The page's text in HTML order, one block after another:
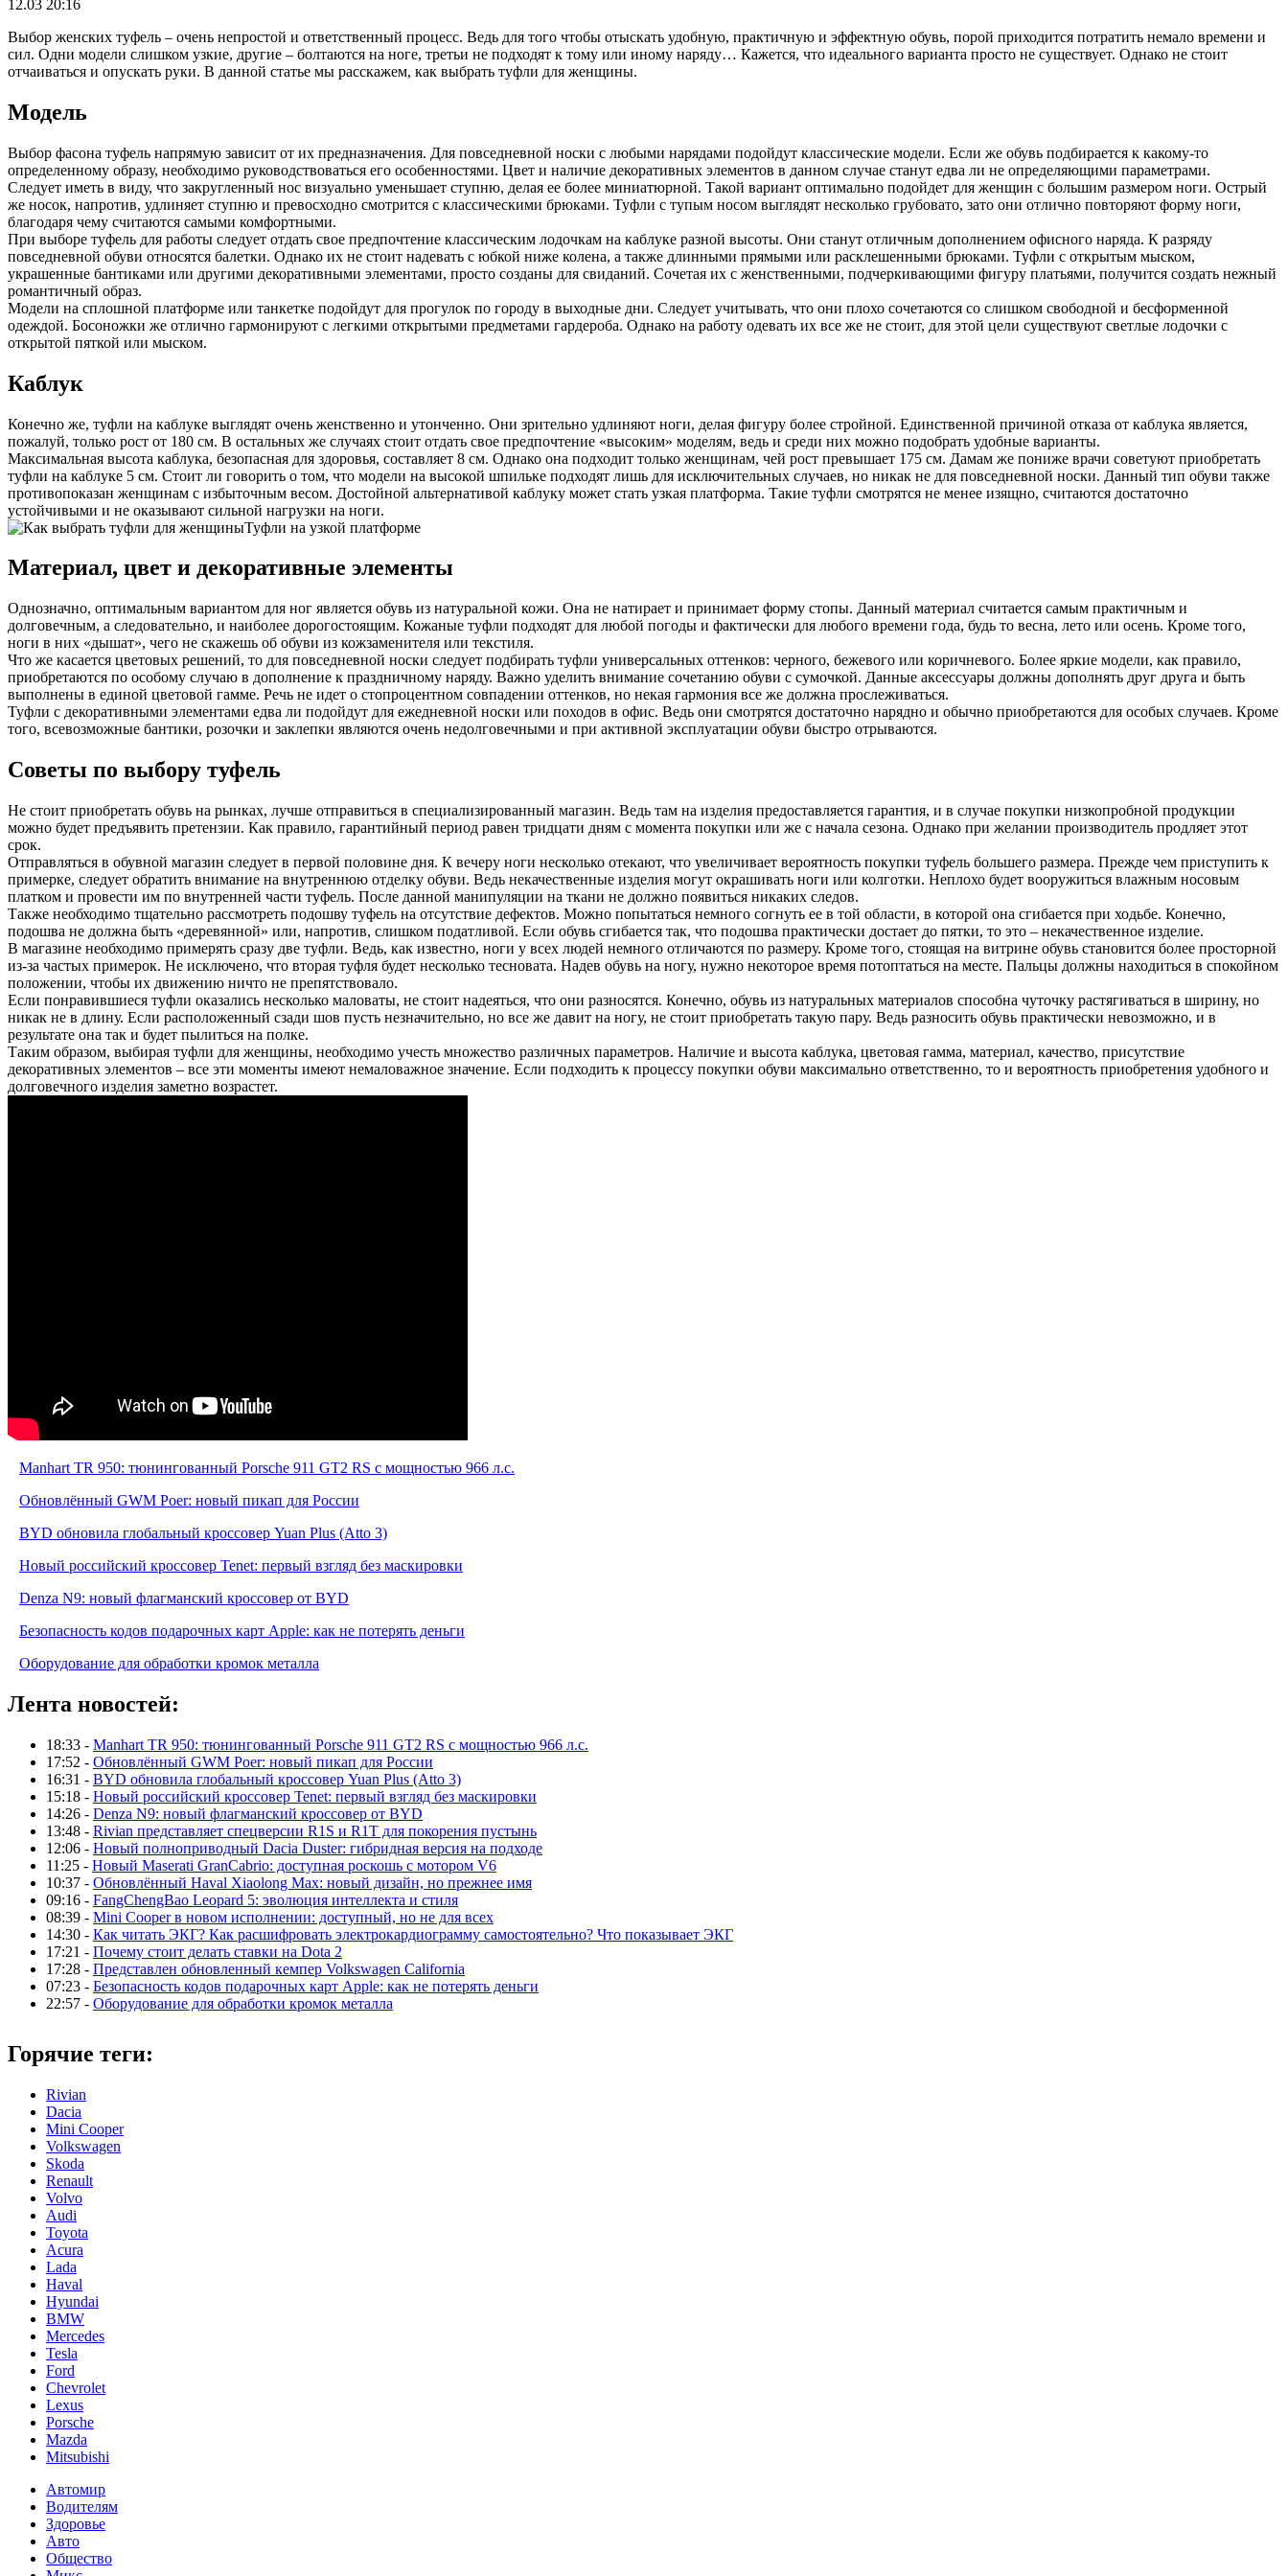
12.03 20:16
Выбор женских туфель – очень непростой и ответственный процесс. Ведь для того чтобы отыскать удобную, практичную и эффектную обувь, порой приходится потратить немало времени и
сил. Одни модели слишком узкие, другие – болтаются на ноге, третьи не подходят к тому или иному наряду… Кажется, что идеального варианта просто не существует. Однако не стоит
отчаиваться и опускать руки. В данной статье мы расскажем, как выбрать туфли для женщины.
Модель
Выбор фасона туфель напрямую зависит от их предназначения. Для повседневной носки с любыми нарядами подойдут классические модели. Если же обувь подбирается к какому-то
определенному образу, необходимо руководствоваться его особенностями. Цвет и наличие декоративных элементов в данном случае станут едва ли не определяющими параметрами.
Следует иметь в виду, что закругленный нос визуально уменьшает ступню, делая ее более миниатюрной. Такой вариант оптимально подойдет для женщин с большим размером ноги. Острый
же носок, напротив, удлиняет ступню и превосходно смотрится с классическими брюками. Туфли с тупым носом выглядят несколько грубовато, зато они отлично повторяют форму ноги,
благодаря чему считаются самыми комфортными.
При выборе туфель для работы следует отдать свое предпочтение классическим лодочкам на каблуке разной высоты. Они станут отличным дополнением офисного наряда. К разряду
повседневной обуви относятся балетки. Однако их не стоит надевать с юбкой ниже колена, а также длинными прямыми или расклешенными брюками. Туфли с открытым мыском,
украшенные бантиками или другими декоративными элементами, просто созданы для свиданий. Сочетая их с женственными, подчеркивающими фигуру платьями, получится создать нежный
романтичный образ.
Модели на сплошной платформе или танкетке подойдут для прогулок по городу в выходные дни. Следует учитывать, что они плохо сочетаются со слишком свободной и бесформенной
одеждой. Босоножки же отлично гармонируют с легкими открытыми предметами гардероба. Однако на работу одевать их все же не стоит, для этой цели существуют светлые лодочки с
открытой пяткой или мыском.
Каблук
Конечно же, туфли на каблуке выглядят очень женственно и утонченно. Они зрительно удлиняют ноги, делая фигуру более стройной. Единственной причиной отказа от каблука является,
пожалуй, только рост от 180 см. В остальных же случаях стоит отдать свое предпочтение «высоким» моделям, ведь и среди них можно подобрать удобные варианты.
Максимальная высота каблука, безопасная для здоровья, составляет 8 см. Однако она подходит только женщинам, чей рост превышает 175 см. Дамам же пониже врачи советуют приобретать
туфли на каблуке 5 см. Стоит ли говорить о том, что модели на высокой шпильке подходят лишь для исключительных случаев, но никак не для повседневной носки. Данный тип обуви также
противопоказан женщинам с избыточным весом. Достойной альтернативой каблуку может стать узкая платформа. Такие туфли смотрятся не менее изящно, считаются достаточно
устойчивыми и не оказывают сильной нагрузки на ноги.
Туфли на узкой платформе
Материал, цвет и декоративные элементы
Однозначно, оптимальным вариантом для ног является обувь из натуральной кожи. Она не натирает и принимает форму стопы. Данный материал считается самым практичным и
долговечным, а следовательно, и наиболее дорогостоящим. Кожаные туфли подходят для любой погоды и фактически для любого времени года, будь то весна, лето или осень. Кроме того,
ноги в них «дышат», чего не скажешь об обуви из кожзаменителя или текстиля.
Что же касается цветовых решений, то для повседневной носки следует подбирать туфли универсальных оттенков: черного, бежевого или коричневого. Более яркие модели, как правило,
приобретаются по особому случаю в дополнение к праздничному наряду. Важно уделить внимание сочетанию обуви с сумочкой. Данные аксессуары должны дополнять друг друга и быть
выполнены в единой цветовой гамме. Речь не идет о стопроцентном совпадении оттенков, но некая гармония все же должна прослеживаться.
Туфли с декоративными элементами едва ли подойдут для ежедневной носки или походов в офис. Ведь они смотрятся достаточно нарядно и обычно приобретаются для особых случаев. Кроме
того, всевозможные бантики, розочки и заклепки являются очень недолговечными и при активной эксплуатации обуви быстро отрываются.
Советы по выбору туфель
Не стоит приобретать обувь на рынках, лучше отправиться в специализированный магазин. Ведь там на изделия предоставляется гарантия, и в случае покупки низкопробной продукции
можно будет предъявить претензии. Как правило, гарантийный период равен тридцати дням с момента покупки или же с начала сезона. Однако при желании производитель продляет этот
срок.
Отправляться в обувной магазин следует в первой половине дня. К вечеру ноги несколько отекают, что увеличивает вероятность покупки туфель большего размера. Прежде чем приступить к
примерке, следует обратить внимание на внутреннюю отделку обуви. Ведь некачественные изделия могут окрашивать ноги или колготки. Неплохо будет вооружиться влажным носовым
платком и провести им по внутренней части туфель. После данной манипуляции на ткани не должно появиться никаких следов.
Также необходимо тщательно рассмотреть подошву туфель на отсутствие дефектов. Можно попытаться немного согнуть ее в той области, в которой она сгибается при ходьбе. Конечно,
подошва не должна быть «деревянной» или, напротив, слишком податливой. Если обувь сгибается так, что подошва практически достает до пятки, то это – некачественное изделие.
В магазине необходимо примерять сразу две туфли. Ведь, как известно, ноги у всех людей немного отличаются по размеру. Кроме того, стоящая на витрине обувь становится более просторной
из-за частых примерок. Не исключено, что вторая туфля будет несколько тесновата. Надев обувь на ногу, нужно некоторое время потоптаться на месте. Пальцы должны находиться в спокойном
положении, чтобы их движению ничто не препятствовало.
Если понравившиеся туфли оказались несколько маловаты, не стоит надеяться, что они разносятся. Конечно, обувь из натуральных материалов способна чуточку растягиваться в ширину, но
никак не в длину. Если расположенный сзади шов пусть незначительно, но все же давит на ногу, не стоит приобретать такую пару. Ведь разносить обувь практически невозможно, и в
результате она так и будет пылиться на полке.
Таким образом, выбирая туфли для женщины, необходимо учесть множество различных параметров. Наличие и высота каблука, цветовая гамма, материал, качество, присутствие
декоративных элементов – все эти моменты имеют немаловажное значение. Если подходить к процессу покупки обуви максимально ответственно, то и вероятность приобретения удобного и
долговечного изделия заметно возрастет.
Manhart TR 950: тюнингованный Porsche 911 GT2 RS с мощностью 966 л.с.
Обновлённый GWM Poer: новый пикап для России
BYD обновила глобальный кроссовер Yuan Plus (Atto 3)
Новый российский кроссовер Tenet: первый взгляд без маскировки
Denza N9: новый флагманский кроссовер от BYD
Безопасность кодов подарочных карт Apple: как не потерять деньги
Оборудование для обработки кромок металла
Лента новостей:
18:33 - Manhart TR 950: тюнингованный Porsche 911 GT2 RS с мощностью 966 л.с.
17:52 - Обновлённый GWM Poer: новый пикап для России
16:31 - BYD обновила глобальный кроссовер Yuan Plus (Atto 3)
15:18 - Новый российский кроссовер Tenet: первый взгляд без маскировки
14:26 - Denza N9: новый флагманский кроссовер от BYD
13:48 - Rivian представляет спецверсии R1S и R1T для покорения пустынь
12:06 - Новый полноприводный Dacia Duster: гибридная версия на подходе
11:25 - Новый Maserati GranCabrio: доступная роскошь с мотором V6
10:37 - Обновлённый Haval Xiaolong Max: новый дизайн, но прежнее имя
09:16 - FangChengBao Leopard 5: эволюция интеллекта и стиля
08:39 - Mini Cooper в новом исполнении: доступный, но не для всех
14:30 - Как читать ЭКГ? Как расшифровать электрокардиограмму самостоятельно? Что показывает ЭКГ
17:21 - Почему стоит делать ставки на Dota 2
17:28 - Представлен обновленный кемпер Volkswagen California
07:23 - Безопасность кодов подарочных карт Apple: как не потерять деньги
22:57 - Оборудование для обработки кромок металла
Горячие теги:
Rivian
Dacia
Mini Cooper
Volkswagen
Skoda
Renault
Volvo
Audi
Toyota
Acura
Lada
Haval
Hyundai
BMW
Mercedes
Tesla
Ford
Chevrolet
Lexus
Porsche
Mazda
Mitsubishi
Автомир
Водителям
Здоровье
Авто
Общество